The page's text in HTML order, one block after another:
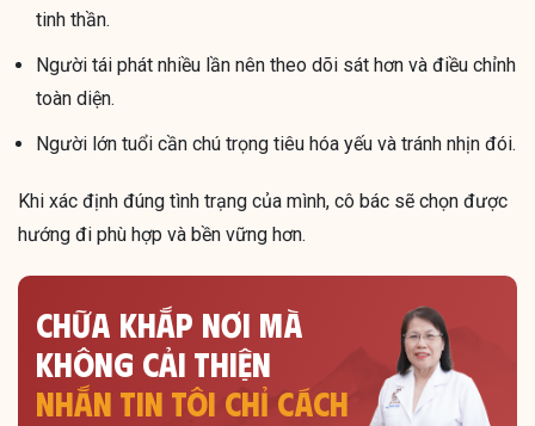
tinh thần.
Người tái phát nhiều lần nên theo dõi sát hơn và điều chỉnh
toàn diện.
Người lớn tuổi cần chú trọng tiêu hóa yếu và tránh nhịn đói.
Khi xác định đúng tình trạng của mình, cô bác sẽ chọn được
hướng đi phù hợp và bền vững hơn.
CHỮA KHẮP NƠI MÀ
KHÔNG CẢI THIỆN
NHẮN TIN TÔI CHỈ CÁCH